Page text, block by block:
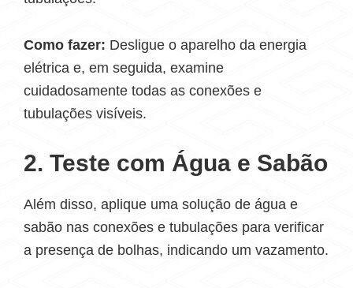
Como fazer: Desligue o aparelho da energia
elétrica e, em seguida, examine
cuidadosamente todas as conexões e
tubulações visíveis.
2. Teste com Água e Sabão
Além disso, aplique uma solução de água e
sabão nas conexões e tubulações para verificar
a presença de bolhas, indicando um vazamento.